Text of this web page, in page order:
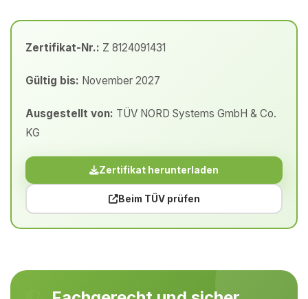
Zertifikat-Nr.: Z 8124091431
Gültig bis: November 2027
Ausgestellt von: TÜV NORD Systems GmbH & Co.
KG
Zertifikat herunterladen
Beim TÜV prüfen